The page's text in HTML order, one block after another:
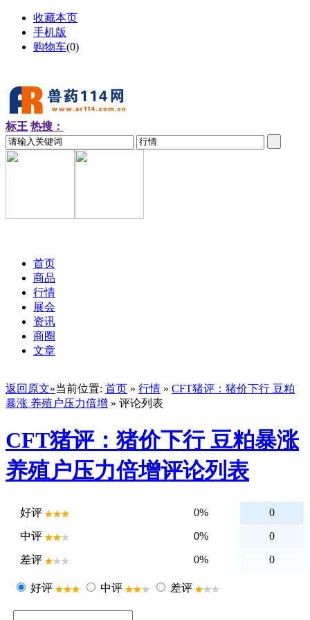
收藏本页
手机版
购物车(0)
标王 热搜：
首页
商品
行情
展会
资讯
商圈
文章
返回原文»当前位置: 首页 » 行情 » CFT猪评：猪价下行 豆粕
暴涨 养殖户压力倍增 » 评论列表
CFT猪评：猪价下行 豆粕暴涨
养殖户压力倍增评论列表
好评 0%
0
中评
0%
0
差评
0% 0
好评 中评 差评